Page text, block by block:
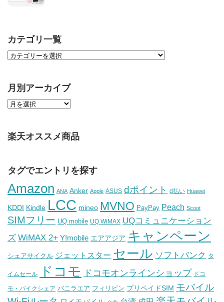
カテゴリ一覧
月別アーカイブ
楽天オススメ商品
タグでエントリを探す
Amazon ANA Anker Apple ASUS dポイント d払い Huawei
KDDI Kindle LCC mineo MVNO PayPay Peach Scoot
SIMフリー UQ mobile UQ WiMAX UQコミュニケーション
ズ WiMAX 2+ Y!mobile エアアジア キャンペーン
シェアサイクル ジェットスター セール ソフトバンク タ
イムセール ドコモ ドコモオンラインショップ ドコ
モ・バイクシェア バニラエア フィリピン プリペイドSIM モバイル